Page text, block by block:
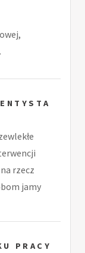
rzecz
jamy
PRACY